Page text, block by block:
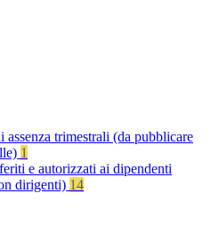
assenza trimestrali (da pubblicare
1
e autorizzati ai dipendenti
dirigenti) 14